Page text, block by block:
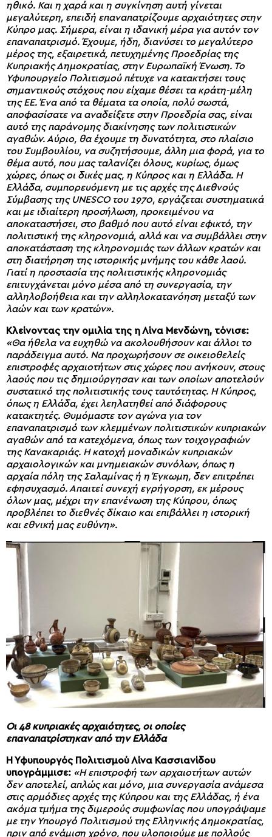
ηθικό. Και η χαρά και η συγκίνηση αυτή γίνεται
μεγαλύτερη, επειδή επαναπατρίζουμε αρχαιότητες στην
Κύπρο μας. Σήμερα, είναι η ιδανική μέρα για αυτόν τον
επαναπατρισμό. Έχουμε, ήδη, διανύσει το μεγαλύτερο
μέρος της, εξαιρετικά, πετυχημένης Προεδρίας της
Κυπριακής Δημοκρατίας, στην Ευρωπαϊκή Ένωση. Το
Υφυπουργείο Πολιτισμού πέτυχε να κατακτήσει τους
σημαντικούς στόχους που είχαμε θέσει τα κράτη-μέλη
της ΕΕ. Ένα από τα θέματα τα οποία, πολύ σωστά,
αποφασίσατε να αναδείξετε στην Προεδρία σας, είναι
αυτό της παράνομης διακίνησης των πολιτιστικών
αγαθών. Αύριο, θα έχουμε τη δυνατότητα, στο πλαίσιο
του Συμβουλίου, να συζητήσουμε, άλλη μια φορά, για το
θέμα αυτό, που μας ταλανίζει όλους, κυρίως, όμως
χώρες, όπως οι δικές μας, η Κύπρος και η Ελλάδα. Η
Ελλάδα, συμπορευόμενη με τις αρχές της Διεθνούς
Σύμβασης της UNESCO του 1970, εργάζεται συστηματικά
και με ιδιαίτερη προσήλωση, προκειμένου να
αποκαταστήσει, στο βαθμό που αυτό είναι εφικτό, την
πολιτιστική της κληρονομιά, αλλά και να συμβάλλει στην
αποκατάσταση της κληρονομιάς των άλλων κρατών και
στη διατήρηση της ιστορικής μνήμης του κάθε λαού.
Γιατί η προστασία της πολιτιστικής κληρονομιάς
επιτυγχάνεται μόνο μέσα από τη συνεργασία, την
αλληλοβοήθεια και την αλληλοκατανόηση μεταξύ των
λαών και των κρατών».
Κλείνοντας την ομιλία της η Λίνα Μενδώνη, τόνισε:
«Θα ήθελα να ευχηθώ να ακολουθήσουν και άλλοι το
παράδειγμα αυτό. Να προχωρήσουν σε οικειοθελείς
επιστροφές αρχαιοτήτων στις χώρες που ανήκουν, στους
λαούς που τις δημιούργησαν και των οποίων αποτελούν
συστατικό της πολιτιστικής τους ταυτότητας. Η Κύπρος,
όπως η Ελλάδα, έχει λεηλατηθεί από διάφορους
κατακτητές. Θυμόμαστε τον αγώνα για τον
επαναπατρισμό των κλεμμένων πολιτιστικών κυπριακών
αγαθών από τα κατεχόμενα, όπως των τοιχογραφιών
της Κανακαριάς. Η κατοχή μοναδικών κυπριακών
αρχαιολογικών και μνημειακών συνόλων, όπως η
αρχαία πόλη της Σαλαμίνας ή η Έγκωμη, δεν επιτρέπει
εφησυχασμό. Απαιτεί συνεχή εγρήγορση, εκ μέρους
όλων μας, μέχρι την επανένωση της Κύπρου, όπως
προβλέπει το διεθνές δίκαιο και επιβάλλει η ιστορική
και εθνική μας ευθύνη».
Οι 48 κυπριακές αρχαιότητες, οι οποίες
επαναπατρίστηκαν από την Ελλάδα
Η Υφυπουργός Πολιτισμού Λίνα Κασσιανίδου
υπογράμμισε: «Η επιστροφή των αρχαιοτήτων αυτών
δεν αποτελεί, απλώς και μόνο, μια συνεργασία ανάμεσα
στις αρμόδιες αρχές της Κύπρου και της Ελλάδας, ή ένα
ακόμα τμήμα της διμερούς συμφωνίας που υπογράψαμε
με την Υπουργό Πολιτισμού της Ελληνικής Δημοκρατίας,
πριν από ενάμιση χρόνο, που υλοποιούμε με πολλούς